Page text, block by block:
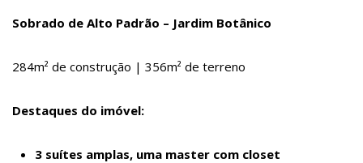
Sobrado de Alto Padrão – Jardim Botânico
284m² de construção | 356m² de terreno
Destaques do imóvel:
3 suítes amplas, uma master com closet